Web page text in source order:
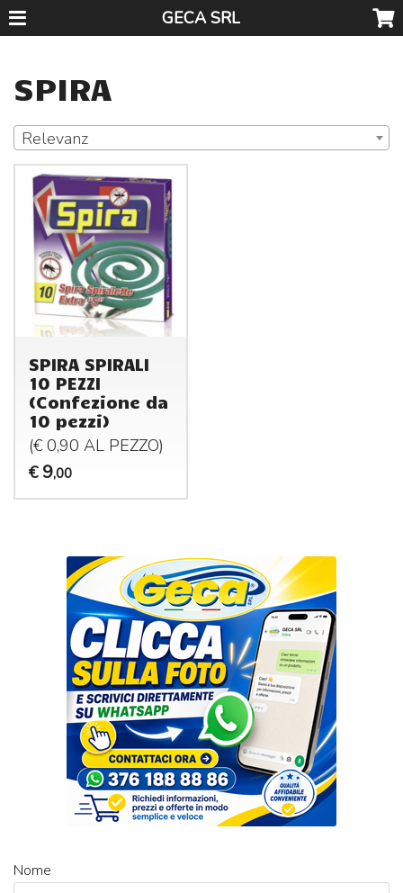
GECA SRL
SPIRA
Relevanz
SPIRA SPIRALI
10 PEZZI
(Confezione da
10 pezzi)
(€ 0,90 AL PEZZO)
€ 9,00
Nome